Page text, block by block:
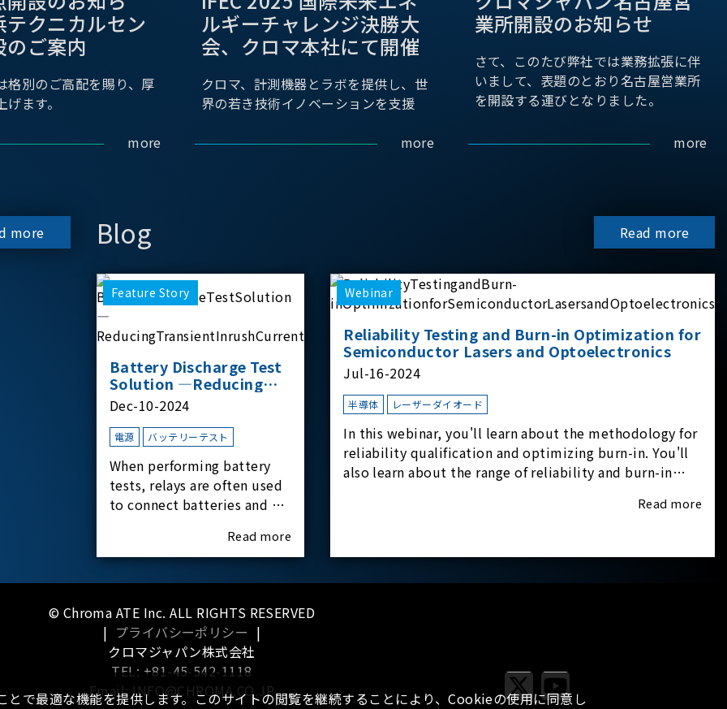
テクニカルセン
ご案内
別のご高配を賜り、厚
ます。
more
ルギーチャレンジ決勝大
会、クロマ本社にて開催
クロマ、計測機器とラボを提供し、世
界の若き技術イノベーションを支援
more
業所開設のお知らせ
さて、このたび弊社では業務拡張に伴
いまして、表題のとおり名古屋営業所
を開設する運びとなりました。
more
more Blog Read more
Feature Story
Battery Discharge Test
Solution —Reducing
Transient Inrush
Current
Dec-10-2024
電源 バッテリーテスト
When performing battery
tests, relays are often used
to connect batteries and bi-
supplies. What happens the
moment the relay is
switched?The Chroma
experimental equipment
for this study.provides an
applicati
Read more
Webinar
Reliability Testing and Burn-in Optimization for
Semiconductor Lasers and Optoelectronics
Jul-16-2024
半導体 レーザーダイオード
In this webinar, you'll learn about the methodology for
reliability qualification and optimizing burn-in. You'll
also learn about the range of reliability and burn-in
Read more
© Chroma ATE Inc. ALL RIGHTS RESERVED
| プライバシーポリシー |
クロマジャパン株式会社
TEL: +81-45-542-1118
Email: INFO@CHROMA.CO.JP
で最適な機能を提供します。このサイトの閲覧を継続することにより、Cookieの使用に同意し